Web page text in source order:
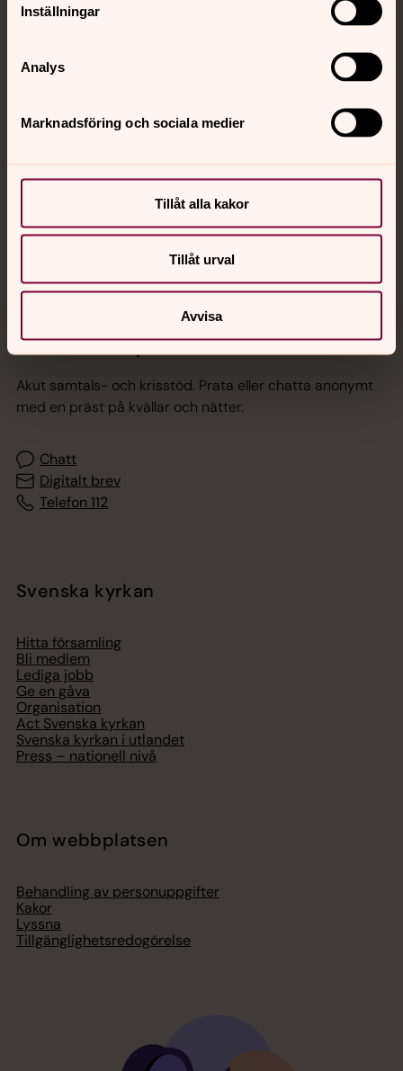
Inställningar
Analys
Marknadsföring och sociala medier
Tillåt alla kakor
Tillåt urval
Avvisa
Kalender
Hitta snabbt
Jourhavande präst
Akut samtals- och krisstöd. Prata eller chatta anonymt
med en präst på kvällar och nätter.
Chatt
Digitalt brev
Telefon 112
Svenska kyrkan
Hitta församling
Bli medlem
Lediga jobb
Ge en gåva
Organisation
Act Svenska kyrkan
Svenska kyrkan i utlandet
Press – nationell nivå
Om webbplatsen
Behandling av personuppgifter
Kakor
Lyssna
Tillgänglighetsredogörelse